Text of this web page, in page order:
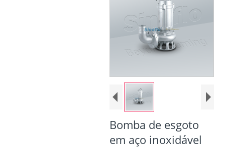
Bomba de esgoto
em aço inoxidável